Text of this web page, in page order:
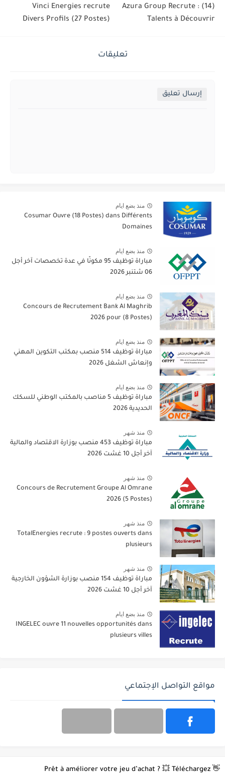
Azura Group Recrute : (14)
Talents à Découvrir
Vinci Energies recrute
Divers Profils (27 Postes)
تعليقات
إرسال تعليق
منذ بضع ايام
Cosumar Ouvre (18 Postes) dans Différents
Domaines
منذ بضع ايام
مباراة توظيف 95 مكونًا في عدة تخصصات آخر أجل
06 شتنبر 2026
منذ بضع ايام
Concours de Recrutement Bank Al Maghrib
2026 pour (8 Postes)
منذ بضع ايام
مباراة توظيف 514 منصب بمكتب التكوين المهني
وإنعاش الشغل 2026
منذ بضع ايام
مباراة توظيف 5 مناصب بالمكتب الوطني للسكك
الحديدية 2026
منذ شهر
مباراة توظيف 453 منصب بوزارة الاقتصاد والمالية
آخر أجل 10 غشت 2026
منذ شهر
Concours de Recrutement Groupe Al Omrane
2026 (5 Postes)
منذ شهر
TotalEnergies recrute : 9 postes ouverts dans
plusieurs
منذ شهر
مباراة توظيف 154 منصب بوزارة الشؤون الخارجية
آخر أجل 10 غشت 2026
منذ بضع ايام
INGELEC ouvre 11 nouvelles opportunités dans
plusieurs villes
مواقع التواصل الإجتماعي
👋 Prêt à améliorer votre jeu d’achat ? 💥 Téléchargez